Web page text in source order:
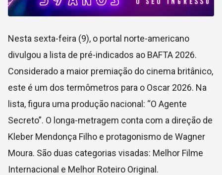
Nesta sexta-feira (9), o portal norte-americano
divulgou a lista de pré-indicados ao BAFTA 2026.
Considerado a maior premiação do cinema britânico,
este é um dos termômetros para o Oscar 2026. Na
lista, figura uma produção nacional: “O Agente
Secreto”. O longa-metragem conta com a direção de
Kleber Mendonça Filho e protagonismo de Wagner
Moura. São duas categorias visadas: Melhor Filme
Internacional e Melhor Roteiro Original.